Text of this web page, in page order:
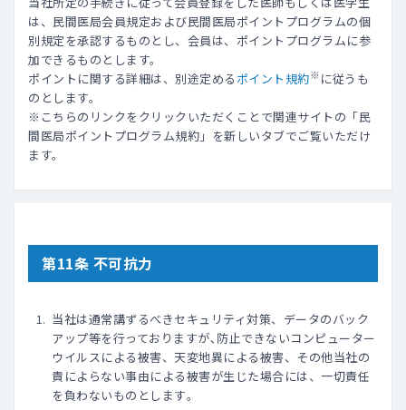
は、民間医局会員規定および民間医局ポイントプログラムの個
別規定を承認するものとし、会員は、ポイントプログラムに参
加できるものとします。
ポイントに関する詳細は、別途定める ポイント規約※に従うも
のとします。
※こちらのリンクをクリックいただくことで関連サイトの「民
間医局ポイントプログラム規約」を新しいタブでご覧いただけ
ます。
第11条 不可抗力
当社は通常講ずるべきセキュリティ対策、データのバック
アップ等を行っておりますが､防止できないコンピューター
ウイルスによる被害、天変地異による被害、その他当社の
責によらない事由による被害が生じた場合には、一切責任
を負わないものとします｡